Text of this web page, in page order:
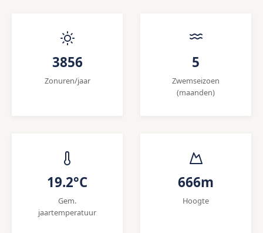
3856
Zonuren/jaar
5
Zwemseizoen
(maanden)
19.2°C
Gem.
jaartemperatuur
666m
Hoogte